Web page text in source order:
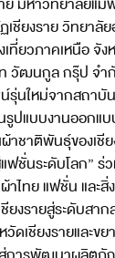
ชียงราย วิทยาลั
ยวภาคเหนือ จัง
วัฒนกูล กรุ๊ป จ
รุ่นใหม่จากสถาบั
ปแบบงานออกแ
ชาติพันธุ์ของเชี
ฟชั่นระดับโลก” ร่
ไทย แฟชั่น และสิ่
ยงรายสู่ระดับส
ดเชียงรายและข